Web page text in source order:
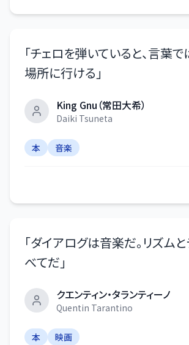
「チェロを弾いていると、言葉
場所に行ける 」
King Gnu（常田大希）
Daiki Tsuneta
本 音楽
「ダイアログは音楽だ。リズム
べてだ 」
クエンティン・タランティーノ
Quentin Tarantino
本 映画